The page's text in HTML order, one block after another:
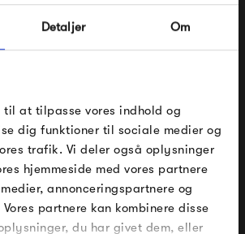
Detaljer Om
til at tilpasse vores indhold og
dig funktioner til sociale medier og
trafik. Vi deler også oplysninger
hjemmeside med vores partnere
annonceringspartnere og
partnere kan kombinere disse
du har givet dem, eller
fornøjelse at se resultaterne - og det
at have &Tradition lamper og
og afdæmpet stemning som de fleste
alle varer fra &Tradition
DIN NÆSTE ORDRE
så sender vi rabatkoden til dig på
er 499 kr. for at indløse